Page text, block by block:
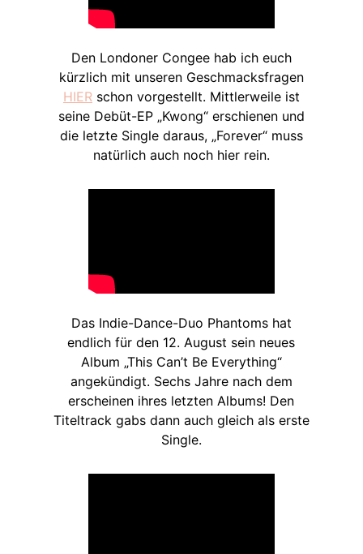
Den Londoner Congee hab ich euch
kürzlich mit unseren Geschmacksfragen
HIERschon vorgestellt. Mittlerweile ist
seine Debüt-EP „Kwong“ erschienen und
die letzte Single daraus, „Forever“ muss
natürlich auch noch hier rein.
Das Indie-Dance-Duo Phantoms hat
endlich für den 12. August sein neues
Album „This Can’t Be Everything“
angekündigt. Sechs Jahre nach dem
erscheinen ihres letzten Albums! Den
Titeltrack gabs dann auch gleich als erste
Single.